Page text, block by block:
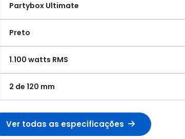
Partybox Ultimate
Preto
1.100 watts RMS
2 de 120 mm
Ver todas as especificações